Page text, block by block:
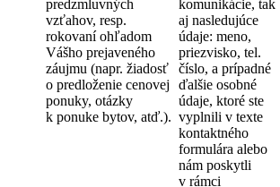
predzmluvných
vzťahov, resp.
rokovaní ohľadom
Vášho prejaveného
záujmu (napr. žiadosť
o predloženie cenovej
ponuky, otázky
k ponuke bytov, atď.).
komunikácie, tak
aj nasledujúce
údaje: meno,
priezvisko, tel.
číslo, a prípadné
ďalšie osobné
údaje, ktoré ste
vyplnili v texte
kontaktného
formulára alebo
nám poskytli
v rámci